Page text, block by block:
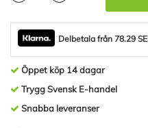
Delbetala från 78.29
Öppet köp 14 dagar
Trygg Svensk E-handel
Snabba leveranser